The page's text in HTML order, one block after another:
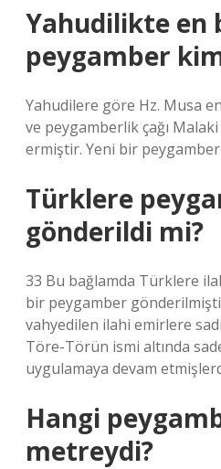
Yahudilikte en
peygamber
Yahudilere göre Hz. Musa
ve peygamberlik çağı Malaki
ermiştir. Yeni bir
Türklere
gönderildi mi?
33 Bu bağlamda Türklere
bir peygamber
vahyedilen ilahi emirlere
Töre-Törün ismi altında
uygulamaya devam
Hangi
metreydi?